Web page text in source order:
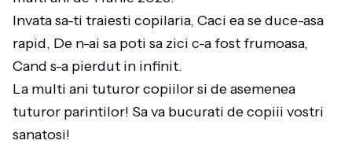
Invata sa-ti traiesti copilaria, Caci ea se duce-asa
rapid, De n-ai sa poti sa zici c-a fost frumoasa,
Cand s-a pierdut in infinit.
La multi ani tuturor copiilor si de asemenea
tuturor parintilor! Sa va bucurati de copiii vostri
sanatosi!